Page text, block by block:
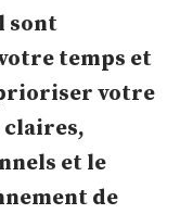
sont
temps et
votre
et le
de